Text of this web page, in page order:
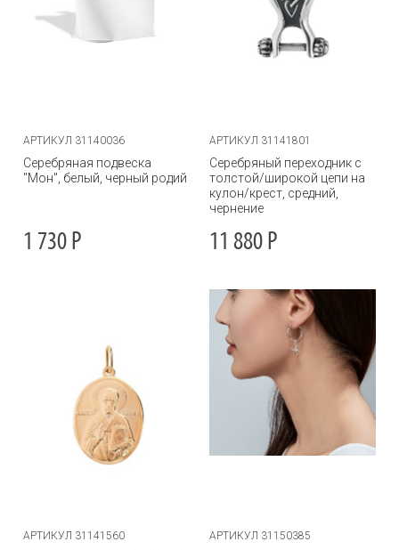
АРТИКУЛ 31140036
Серебряная подвеска
"Мон", белый, черный родий
1 730 Р
АРТИКУЛ 31141801
Серебряный переходник с
толстой/широкой цепи на
кулон/крест, средний,
чернение
11 880 Р
АРТИКУЛ 31141560 АРТИКУЛ 31150385